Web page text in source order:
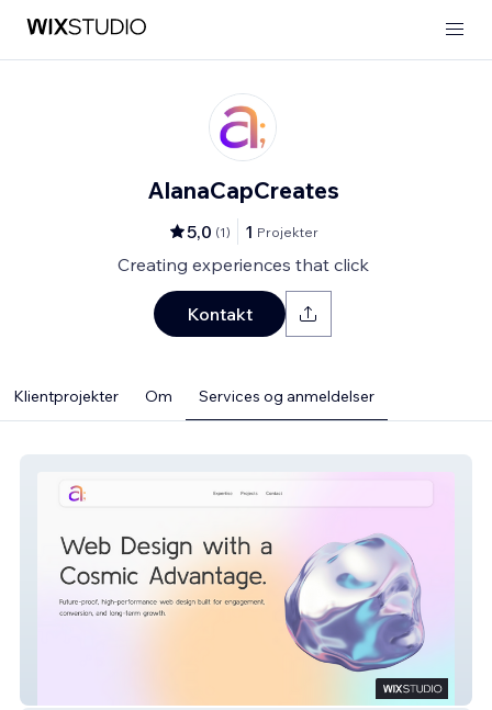
AlanaCapCreates
5,0 (1) 1 Projekter
Creating experiences that click
Kontakt
Klientprojekter Om Services og anmeldelser